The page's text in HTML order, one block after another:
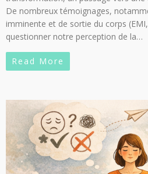
De nombreux témoignages,
imminente et de sortie du corps
questionner notre perception de la…
Read More